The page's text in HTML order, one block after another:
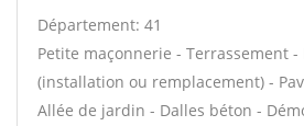
Département: 41
Petite maçonnerie - Terrassement -
(installation ou remplacement) -
Allée de jardin - Dalles béton -